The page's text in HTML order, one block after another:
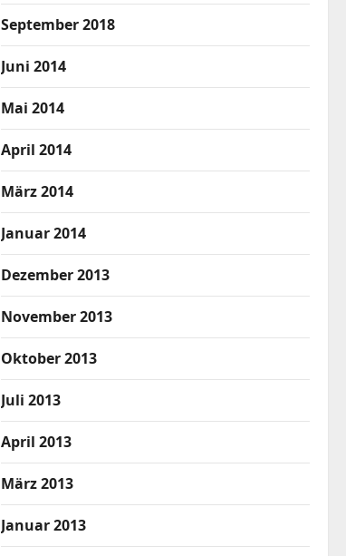
September 2018
Juni 2014
Mai 2014
April 2014
März 2014
Januar 2014
Dezember 2013
November 2013
Oktober 2013
Juli 2013
April 2013
März 2013
Januar 2013